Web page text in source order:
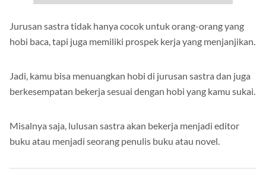
Jurusan sastra tidak hanya cocok untuk orang-orang yang
hobi baca, tapi juga memiliki prospek kerja yang menjanjikan.
Jadi, kamu bisa menuangkan hobi di jurusan sastra dan juga
berkesempatan bekerja sesuai dengan hobi yang kamu sukai.
Misalnya saja, lulusan sastra akan bekerja menjadi editor
buku atau menjadi seorang penulis buku atau novel.